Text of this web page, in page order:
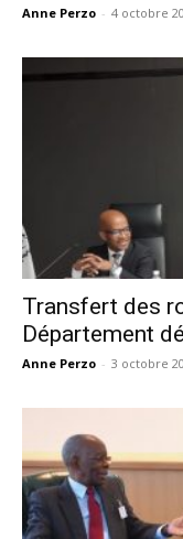
Anne Perzo - 4 octobre
Transfert des
Département
Anne Perzo - 3 octobre